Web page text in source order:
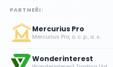
PARTNEŘI:
Mercurius Pro
Mercurius Pro, o. c. p., a. s.
Wonderinterest
Micron Technology (MU) ve
se ztrátou 1,3 %. Výrobce
Jalapeňová